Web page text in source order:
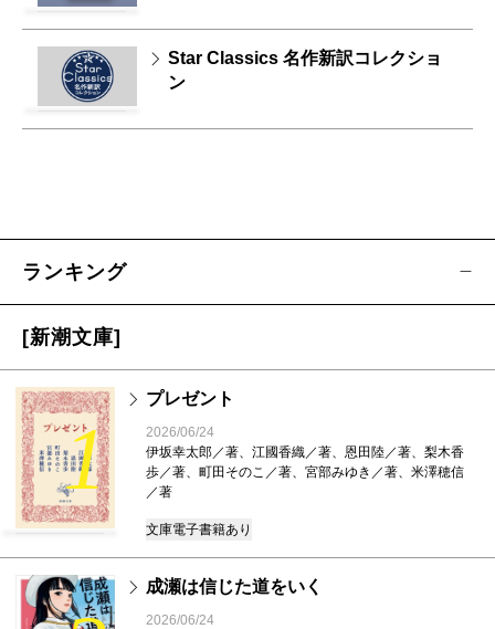
Star Classics 名作新訳コレクショ
ン
ランキング
[新潮文庫]
1
プレゼント
2026/06/24
伊坂幸太郎／著、江國香織／著、恩田陸／著、梨木香
歩／著、町田そのこ／著、宮部みゆき／著、米澤穂信
／著
文庫電子書籍あり
成瀬は信じた道をいく
2026/06/24